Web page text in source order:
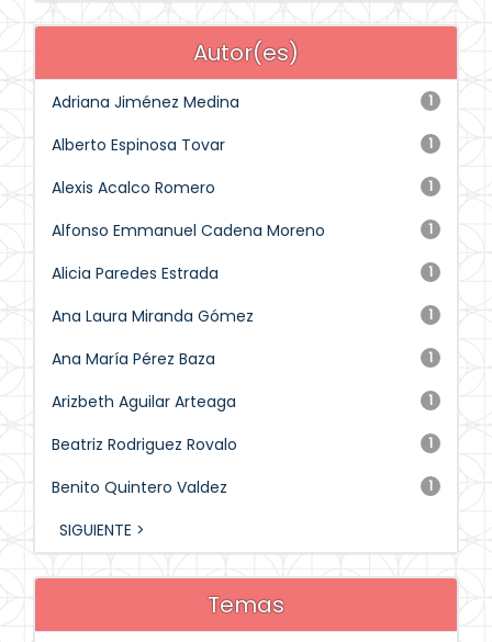
Autor(es)
1
Adriana Jiménez Medina
1
Alberto Espinosa Tovar
1
Alexis Acalco Romero
1
Alfonso Emmanuel Cadena Moreno
1
Alicia Paredes Estrada
1
Ana Laura Miranda Gómez
1
Ana María Pérez Baza
1
Arizbeth Aguilar Arteaga
1
Beatriz Rodriguez Rovalo
1
Benito Quintero Valdez
SIGUIENTE >
Temas